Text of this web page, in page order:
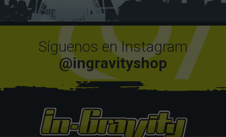
Síguenos en Instagram
@ingravityshop